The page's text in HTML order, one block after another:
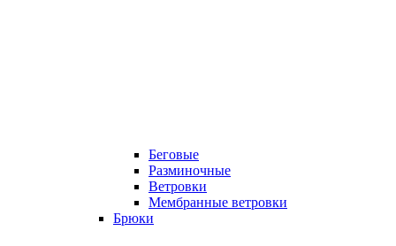
Беговые
Разминочные
Ветровки
Мембранные ветровки
Брюки